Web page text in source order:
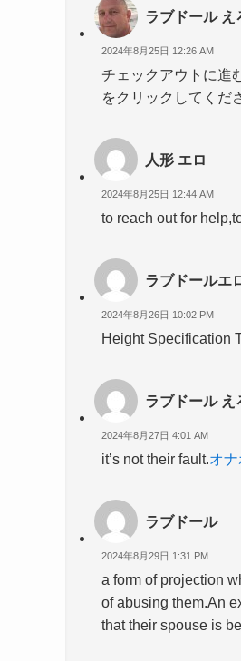
ラブドール え
2024年8月25日 12:26 AM
チェックアウトに進
をクリックしてくだ
人形 エロ
2024年8月25日 12:44 AM
to reach out for
ラブドールエ
2024年8月26日 10:02 PM
Height Specification
ラブドール え
2024年8月27日 4:01 AM
it’s not their fault.オナ
ラブドール
2024年8月29日 1:31 PM
a form of projection
of abusing them.An
that their spouse is